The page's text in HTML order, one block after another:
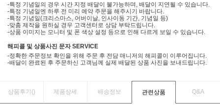
-특정 기념일의 경우 시간 지정 배달이 불가능하며, 배달이 지연될 수 있습니다.
-특정 기념일엔 하루 전 미리 예약 주문을 해주시기 바랍니다.
-특정 기념일(크리스마스, 어버이날, 인사이동 기간, 기념일 등)
-맞춤 제작을 원하실 경우 고객센터로 상담 부탁드립니다.
-상품 이미지는 모니터 및 폰 색상 설정 등으로 인해 다르게 보일 수 있습니다.
해피콜 및 상품사진 문자 SERVICE
-정확한 주문정보 확인을 위해 주문 후 전담 매니저의 해피콜이 이루어집니다.
-배달이 완료된 후 주문하신 고객님께 실제 배달된 상품 사진을 보내드립니다.
상품후기() 제품상세 배송정보 관련상품 Q&A